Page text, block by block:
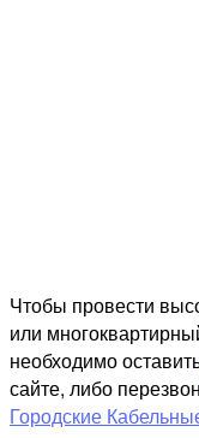
Чтобы провести
или
необходимо
сайте, либо
Городские